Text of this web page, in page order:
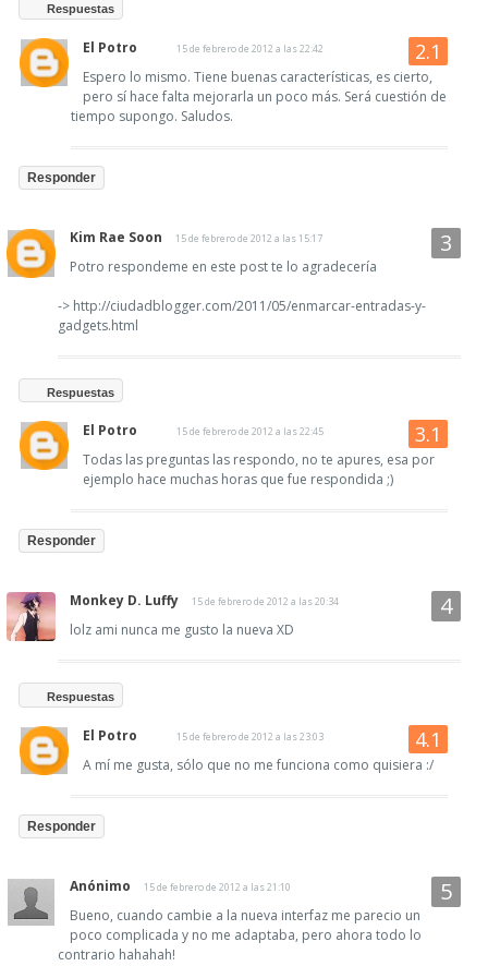
Respuestas
El Potro 15 de febrero de 2012 a las 22:42
Espero lo mismo. Tiene buenas características, es cierto,
pero sí hace falta mejorarla un poco más. Será cuestión de
tiempo supongo. Saludos.
Responder
Kim Rae Soon 15 de febrero de 2012 a las 15:17
Potro respondeme en este post te lo agradecería
-> http://ciudadblogger.com/2011/05/enmarcar-entradas-y-
gadgets.html
Respuestas
El Potro 15 de febrero de 2012 a las 22:45
Todas las preguntas las respondo, no te apures, esa por
ejemplo hace muchas horas que fue respondida ;)
Responder
Monkey D. Luffy 15 de febrero de 2012 a las 20:34
lolz ami nunca me gusto la nueva XD
Respuestas
El Potro 15 de febrero de 2012 a las 23:03
A mí me gusta, sólo que no me funciona como quisiera :/
Responder
Anónimo 15 de febrero de 2012 a las 21:10
Bueno, cuando cambie a la nueva interfaz me parecio un
poco complicada y no me adaptaba, pero ahora todo lo
contrario hahahah!